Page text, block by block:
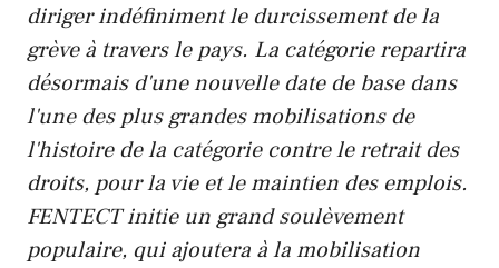
diriger indéfiniment le durcissement de la
grève à travers le pays. La catégorie repartira
désormais d'une nouvelle date de base dans
l'une des plus grandes mobilisations de
l'histoire de la catégorie contre le retrait des
droits, pour la vie et le maintien des emplois.
FENTECT initie un grand soulèvement
populaire, qui ajoutera à la mobilisation